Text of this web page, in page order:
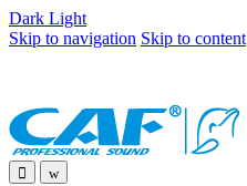
Dark Light
Skip to navigation Skip to content